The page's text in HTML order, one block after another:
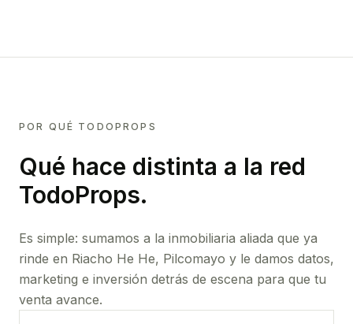
POR QUÉ TODOPROPS
Qué hace distinta a la red
TodoProps.
Es simple: sumamos a la inmobiliaria aliada que ya
rinde en Riacho He He, Pilcomayo y le damos datos,
marketing e inversión detrás de escena para que tu
venta avance.